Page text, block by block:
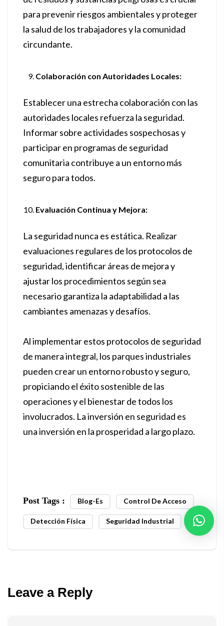
para prevenir riesgos ambientales y proteger
la salud de los trabajadores y la comunidad
circundante.
Colaboración con Autoridades Locales:
Establecer una estrecha colaboración con las
autoridades locales refuerza la seguridad.
Informar sobre actividades sospechosas y
participar en programas de seguridad
comunitaria contribuye a un entorno más
seguro para todos.
Evaluación Continua y Mejora:
La seguridad nunca es estática. Realizar
evaluaciones regulares de los protocolos de
seguridad, identificar áreas de mejora y
ajustar los procedimientos según sea
necesario garantiza la adaptabilidad a las
cambiantes amenazas y desafíos.
Al implementar estos protocolos de seguridad
de manera integral, los parques industriales
pueden crear un entorno robusto y seguro,
propiciando el éxito sostenible de las
operaciones y el bienestar de todos los
involucrados. La inversión en seguridad es
una inversión en la prosperidad a largo plazo.
Post Tags : Blog-Es Control De Acceso
Detección Física Seguridad Industrial
Leave a Reply